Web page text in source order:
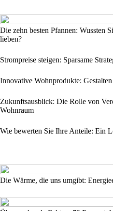
Die zehn besten Pfannen: Wussten
lieben?
Strompreise steigen: Sparsame
Innovative Wohnprodukte:
Zukunftsausblick: Die Rolle von
Wohnraum
Wie bewerten Sie Ihre Anteile: Ein
Die Wärme, die uns umgibt: